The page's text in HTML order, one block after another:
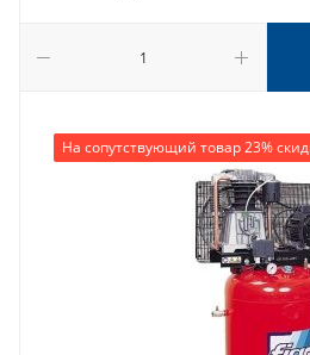
На сопутствующий товар 23%